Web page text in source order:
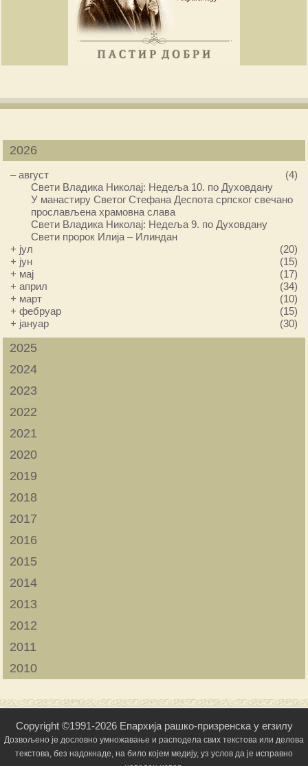
2026
–август
(4)
Свети Владика Николај: Недеља 10. по Духовдану
У манастиру Светог Стефана Деспота српског свечано
прослављена храмовна слава
Свети Владика Николај: Недеља 9. по Духовдану
Свети пророк Илија – Илиндан
+ јул
(20)
+ јун
(15)
+ мај
(17)
+април
(34)
+ март
(10)
+фебруар
(15)
+ јануар (30)
2025
2024
2023
2022
2021
2020
2019
2018
2017
2016
2015
2014
2013
2012
2011
2010
Copyright ©1991-2026 Епархија рашко-призренска у егзилу
Дозвољено је дословно умножавање и расподела свих текстова или делова
текстова, без надокнаде, на било којем медију, уз услов да је исправно